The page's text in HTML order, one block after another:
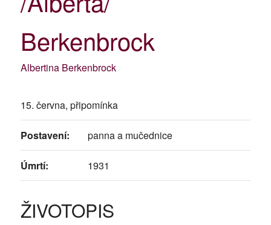
Berkenbrock
Albertina Berkenbrock
15. června, připomínka
Postavení: panna a mučednice
Úmrtí: 1931
ŽIVOTOPIS